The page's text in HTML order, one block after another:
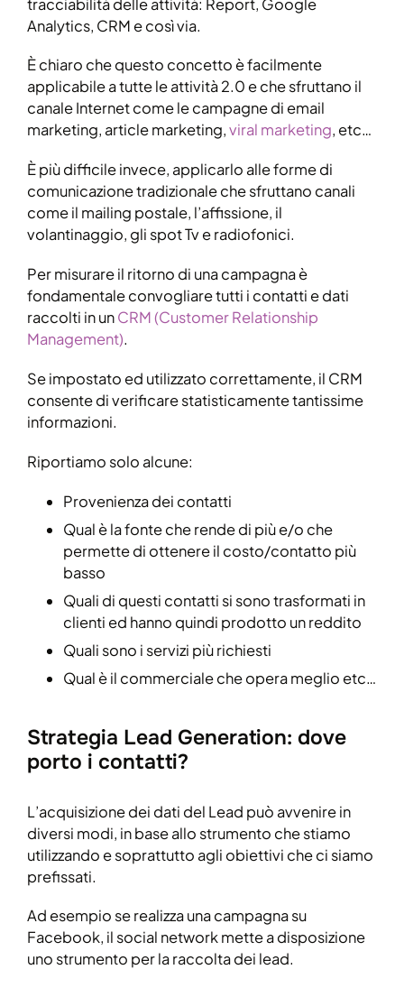
Analytics, CRM e così via.
È chiaro che questo concetto è facilmente
applicabile a tutte le attività 2.0 e che sfruttano il
canale Internet come le campagne di email
marketing, article marketing,viral marketing, etc…
È più difficile invece, applicarlo alle forme di
comunicazione tradizionale che sfruttano canali
come il mailing postale, l’affissione, il
volantinaggio, gli spot Tv e radiofonici.
Per misurare il ritorno di una campagna è
fondamentale convogliare tutti i contatti e dati
raccolti in unCRM (Customer Relationship
Management).
Se impostato ed utilizzato correttamente, il CRM
consente di verificare statisticamente tantissime
informazioni.
Riportiamo solo alcune:
Provenienza dei contatti
Qual è la fonte che rende di più e/o che
permette di ottenere il costo/contatto più
basso
Quali di questi contatti si sono trasformati in
clienti ed hanno quindi prodotto un reddito
Quali sono i servizi più richiesti
Qual è il commerciale che opera meglio etc…
Strategia Lead Generation: dove
porto i contatti?
L’acquisizione dei dati del Lead può avvenire in
diversi modi, in base allo strumento che stiamo
utilizzando e soprattutto agli obiettivi che ci siamo
prefissati.
Ad esempio se realizza una campagna su
Facebook, il social network mette a disposizione
uno strumento per la raccolta dei lead.